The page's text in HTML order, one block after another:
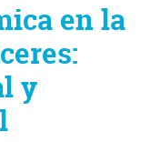
en la
y